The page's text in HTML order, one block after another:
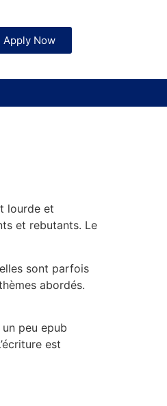
Apply Now
lourde et
et rebutants. Le
sont parfois
abordés.
peu epub
est